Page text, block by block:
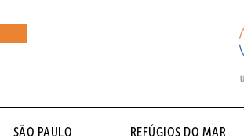
SÃO PAULO REFÚGIOS DO MAR